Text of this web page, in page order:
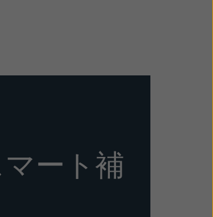
ート補